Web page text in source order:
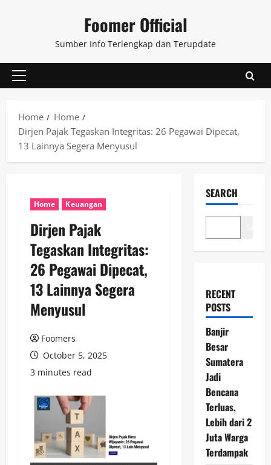
Foomer Official
Sumber Info Terlengkap dan Terupdate
Primary
Home
Home
Dirjen Pajak Tegaskan Integritas: 26 Pegawai Dipecat,
13 Lainnya Segera Menyusul
Home Keuangan
Dirjen Pajak
Tegaskan Integritas:
26 Pegawai Dipecat,
13 Lainnya Segera
Menyusul
Foomers
October 5, 2025
3 minutes read
SEARCH
RECENT
POSTS
Banjir
Besar
Sumatera
Jadi
Bencana
Terluas,
Lebih dari 2
Juta Warga
Terdampak